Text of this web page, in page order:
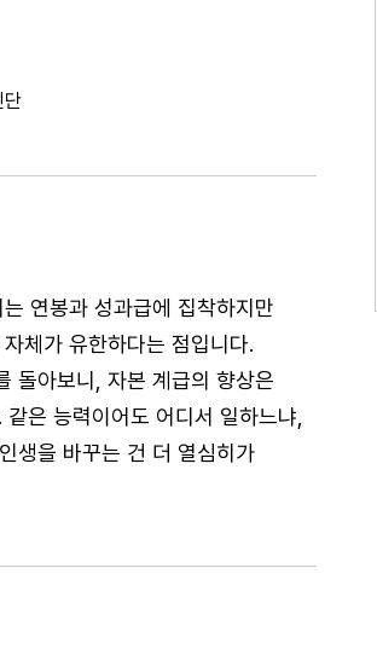
단
연봉과 성과급에 집착하지만
체가 유한하다는 점입니다.
돌아보니, 자본 계급의 향상은
은 능력이어도 어디서 일하느냐,
생을 바꾸는 건 더 열심히가